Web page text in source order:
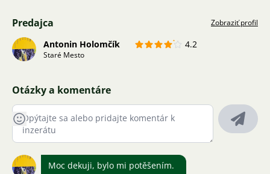
Predajca Zobraziť profil
Antonin Holomčík 4.2
Staré Mesto
Otázky a komentáre
Moc dekuji, bylo mi potěšením.